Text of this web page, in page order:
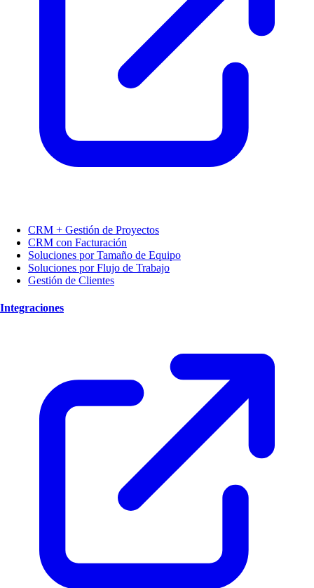
CRM + Gestión de Proyectos
CRM con Facturación
Soluciones por Tamaño de Equipo
Soluciones por Flujo de Trabajo
Gestión de Clientes
Integraciones